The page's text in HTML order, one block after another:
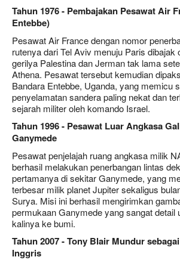
Tahun 1976 - Pembajakan Pesawat Air
Entebbe)
Pesawat Air France dengan nomor
rutenya dari Tel Aviv menuju Paris dibajak
gerilya Palestina dan Jerman tak lama
Athena. Pesawat tersebut kemudian
Bandara Entebbe, Uganda, yang memicu
penyelamatan sandera paling nekat dan
sejarah militer oleh komando Israel.
Tahun 1996 - Pesawat Luar Angkasa
Ganymede
Pesawat penjelajah ruang angkasa milik
berhasil melakukan penerbangan lintas
pertamanya di sekitar Ganymede, yang
terbesar milik planet Jupiter sekaligus
Surya. Misi ini berhasil mengirimkan
permukaan Ganymede yang sangat detail
kalinya ke bumi.
Tahun 2007 - Tony Blair Mundur
Inggris